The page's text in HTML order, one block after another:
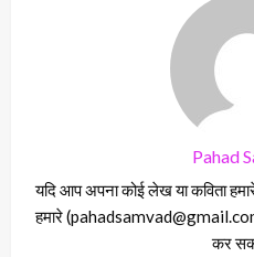
Pahad
यदि आप अपना कोई लेख या कविता
हमारे
कर